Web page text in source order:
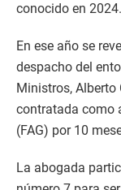
conocido en 2024.
En ese año se
despacho del
Ministros, Alberto
contratada como
(FAG) por 10
La abogada